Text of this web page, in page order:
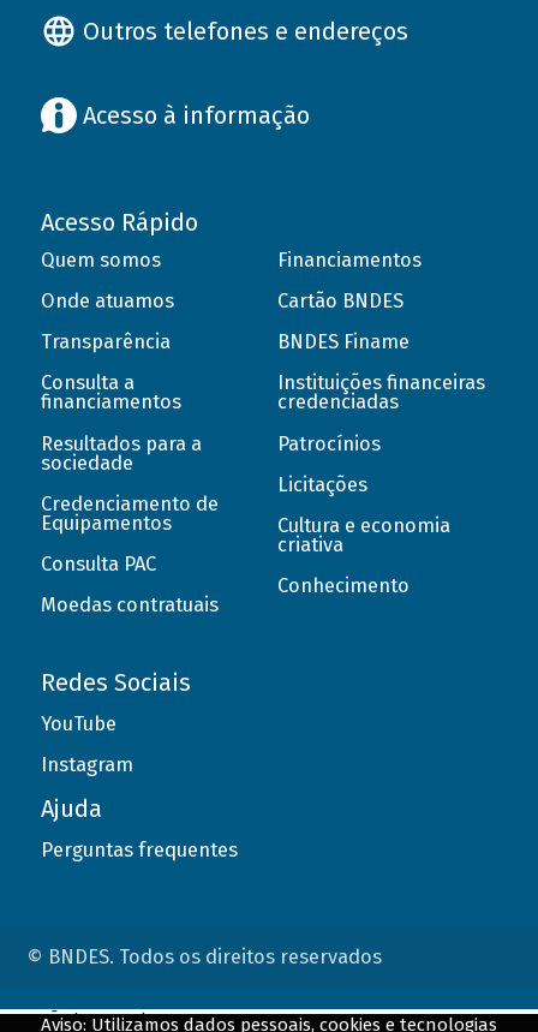
Outros telefones e endereços
Acesso à informação
Acesso Rápido
Quem somos
Onde atuamos
Transparência
Consulta a
financiamentos
Resultados para a
sociedade
Credenciamento de
Equipamentos
Consulta PAC
Moedas contratuais
Financiamentos
Cartão BNDES
BNDES Finame
Instituições financeiras
credenciadas
Patrocínios
Licitações
Cultura e economia
criativa
Conhecimento
Redes Sociais
YouTube
Instagram
Ajuda
Perguntas frequentes
© BNDES. Todos os direitos reservados
Aviso: Utilizamos dados pessoais, cookies e tecnologias
ConteÃºdo complementar